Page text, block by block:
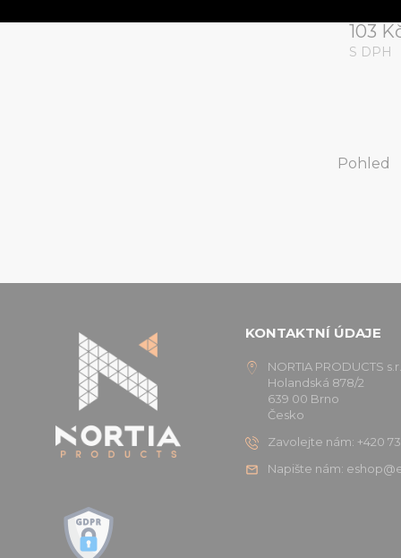
103
S DPH
Pohled
KONTAKTNÍ ÚDAJE
NORTIA PRODUCTS
Holandská 878/2
639 00 Brno
Česko
Zavolejte nám: +420
Napište nám: